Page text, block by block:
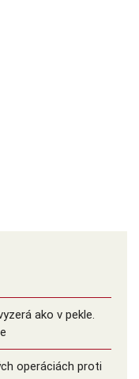
ako v pekle.
operáciách proti